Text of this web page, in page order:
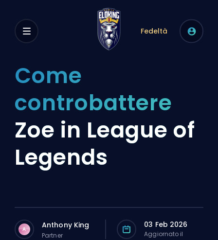
Fedeltà
Come
controbattere
Zoe in League of
Legends
A Anthony King
Partner
03 Feb 2026
Aggiornato il